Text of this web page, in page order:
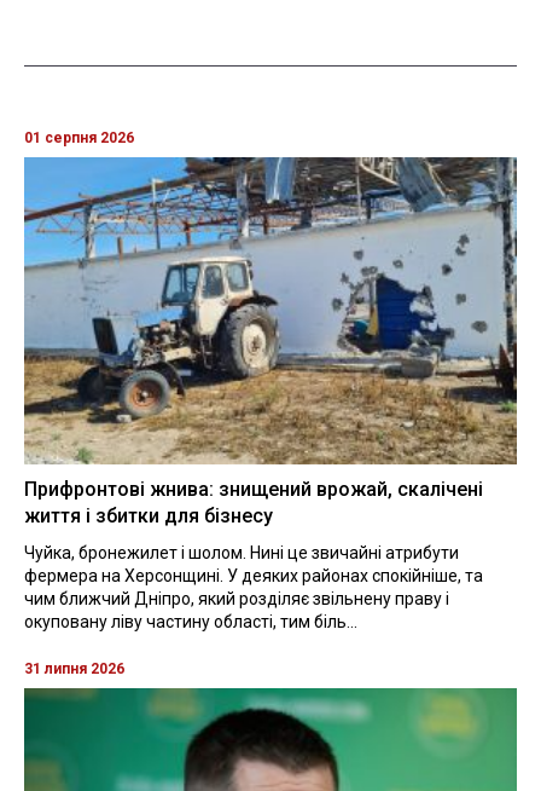
01 серпня 2026
Прифронтові жнива: знищений врожай, скалічені
життя і збитки для бізнесу
Чуйка, бронежилет і шолом. Нині це звичайні атрибути
фермера на Херсонщині. У деяких районах спокійніше, та
чим ближчий Дніпро, який розділяє звільнену праву і
окуповану ліву частину області, тим біль...
31 липня 2026